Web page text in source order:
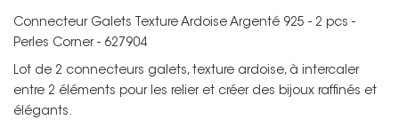
Connecteur Galets Texture Ardoise Argenté 925 - 2 pcs -
Perles Corner - 627904
Lot de 2 connecteurs galets, texture ardoise, à intercaler
entre 2 éléments pour les relier et créer des bijoux raffinés et
élégants.